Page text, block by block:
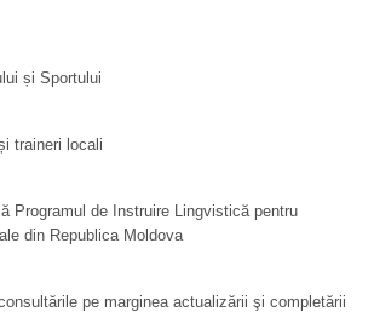
și Sportului
traineri locali
Programul de Instruire Lingvistică pentru
din Republica Moldova
pe marginea actualizării şi completării